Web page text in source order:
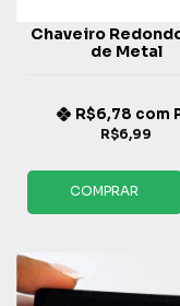
Chaveiro
de Metal
R$6,99
R$6,78 com
COMPRAR